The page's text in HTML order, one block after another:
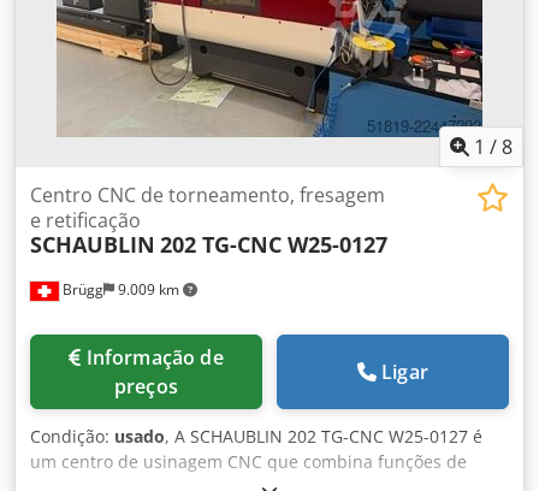
1 /8
Brügg 9.009 km
Centro CNC de torneamento, fresagem
e retificação
SCHAUBLIN 202 TG-CNC W25-0127
preços
Ligar
Condição: usado, A SCHAUBLIN 202 TG-CNC W25-0127 é
um centro de usinagem CNC que combina funções de